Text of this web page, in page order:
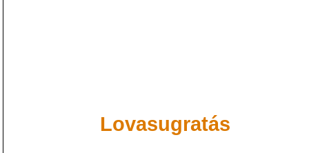
Lovasugratás